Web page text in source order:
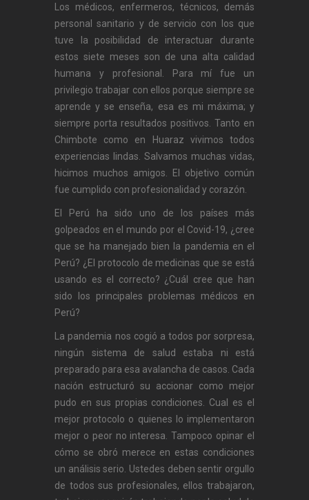
Los médicos, enfermeros, técnicos, demás
personal sanitario y de servicio con los que
tuve la posibilidad de interactuar durante
estos siete meses son de una alta calidad
humana y profesional. Para mí fue un
privilegio trabajar con ellos porque siempre se
aprende y se enseña, esa es mi máxima; y
siempre porta resultados positivos. Tanto en
Chimbote como en Huaraz vivimos todos
experiencias lindas. Salvamos muchas vidas,
hicimos muchos amigos. El objetivo común
fue cumplido con profesionalidad y corazón.
El Perú ha sido uno de los países más
golpeados en el mundo por el Covid-19, ¿cree
que se ha manejado bien la pandemia en el
Perú? ¿El protocolo de medicinas que se está
usando es el correcto? ¿Cuál cree que han
sido los principales problemas médicos en
Perú?
La pandemia nos cogió a todos por sorpresa,
ningún sistema de salud estaba ni está
preparado para esa avalancha de casos. Cada
nación estructuró su accionar como mejor
pudo en sus propias condiciones. Cual es el
mejor protocolo o quienes lo implementaron
mejor o peor no interesa. Tampoco opinar el
cómo se obró merece en estas condiciones
un análisis serio. Ustedes deben sentir orgullo
de todos sus profesionales, ellos trabajaron,